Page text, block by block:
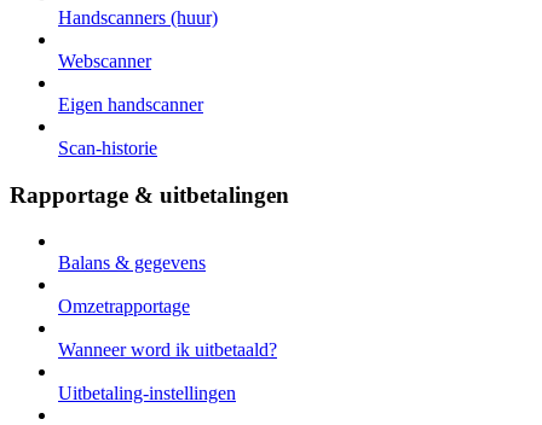
Handscanners (huur)
Webscanner
Eigen handscanner
Scan-historie
Rapportage & uitbetalingen
Balans & gegevens
Omzetrapportage
Wanneer word ik uitbetaald?
Uitbetaling-instellingen